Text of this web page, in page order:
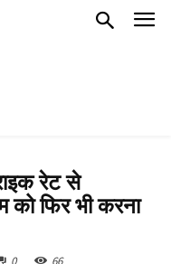
रेट से
फिर भी करना
0 66